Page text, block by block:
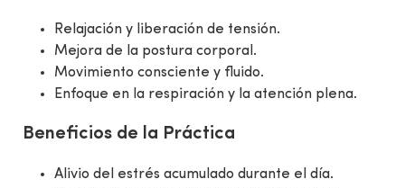
Relajación y liberación de tensión.
Mejora de la postura corporal.
Movimiento consciente y fluido.
Enfoque en la respiración y la atención plena.
Beneficios de la Práctica
Alivio del estrés acumulado durante el día.